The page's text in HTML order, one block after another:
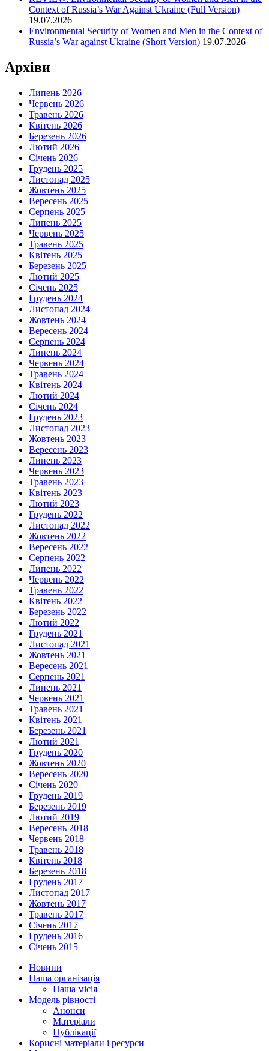
Context of Russia’s War Against Ukraine (Full Version)
19.07.2026
Environmental Security of Women and Men in the Context of
Russia’s War against Ukraine (Short Version) 19.07.2026
Архіви
Липень 2026
Червень 2026
Травень 2026
Квітень 2026
Березень 2026
Лютий 2026
Січень 2026
Грудень 2025
Листопад 2025
Жовтень 2025
Вересень 2025
Серпень 2025
Липень 2025
Червень 2025
Травень 2025
Квітень 2025
Березень 2025
Лютий 2025
Січень 2025
Грудень 2024
Листопад 2024
Жовтень 2024
Вересень 2024
Серпень 2024
Липень 2024
Червень 2024
Травень 2024
Квітень 2024
Лютий 2024
Січень 2024
Грудень 2023
Листопад 2023
Жовтень 2023
Вересень 2023
Липень 2023
Червень 2023
Травень 2023
Квітень 2023
Лютий 2023
Грудень 2022
Листопад 2022
Жовтень 2022
Вересень 2022
Серпень 2022
Липень 2022
Червень 2022
Травень 2022
Квітень 2022
Березень 2022
Лютий 2022
Грудень 2021
Листопад 2021
Жовтень 2021
Вересень 2021
Серпень 2021
Липень 2021
Червень 2021
Травень 2021
Квітень 2021
Березень 2021
Лютий 2021
Грудень 2020
Жовтень 2020
Вересень 2020
Січень 2020
Грудень 2019
Березень 2019
Лютий 2019
Вересень 2018
Червень 2018
Травень 2018
Квітень 2018
Березень 2018
Грудень 2017
Листопад 2017
Жовтень 2017
Травень 2017
Січень 2017
Грудень 2016
Січень 2015
Новини
Наша організація
Наша місія
Модель рівності
Анонси
Матеріали
Публікації
Корисні матеріали і ресурси